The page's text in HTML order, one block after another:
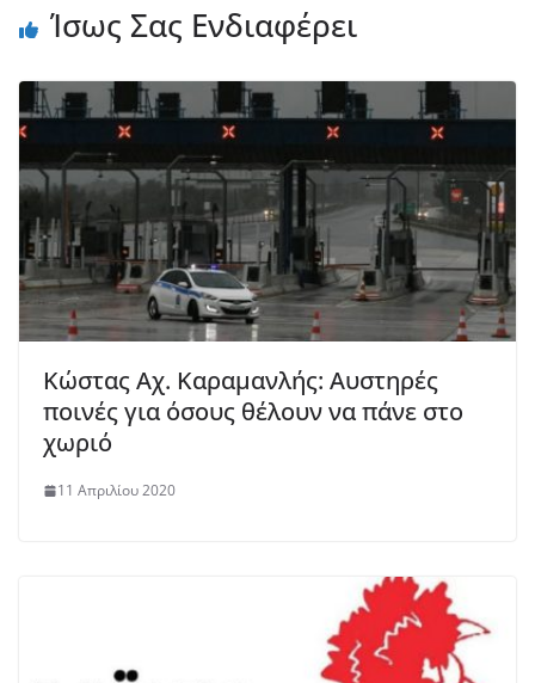
Ίσως Σας Ενδιαφέρει
Κώστας Αχ. Καραμανλής: Αυστηρές
ποινές για όσους θέλουν να πάνε στο
χωριό
11 Απριλίου 2020